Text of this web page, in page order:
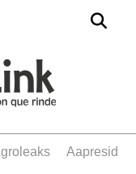
Agroleaks
aapresid